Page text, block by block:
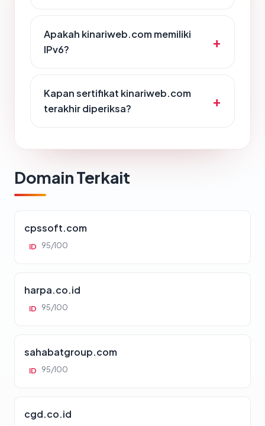
Apakah kinariweb.com memiliki
IPv6?
Kapan sertifikat kinariweb.com
terakhir diperiksa?
Domain Terkait
cpssoft.com
ID 95/100
harpa.co.id
ID 95/100
sahabatgroup.com
ID 95/100
cgd.co.id